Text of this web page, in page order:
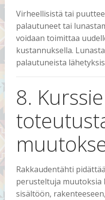
Virheellisistä tai
palautuneet tai
voidaan toimittaa
kustannuksella.
palautuneista
8.
Rakkaudentähti
perusteltuja muutoksia
sisältöön,